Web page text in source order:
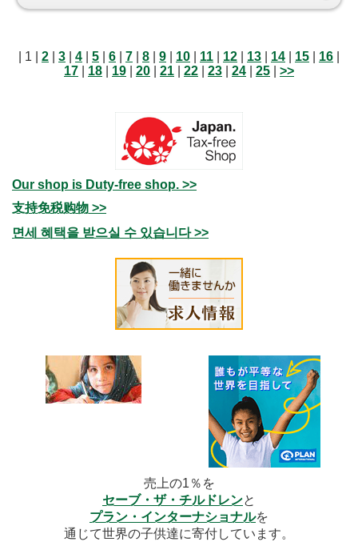
| 1 | 2 3 4 5 6 7 8 9 10 11 12 13 14 15 16
17
18 19 20 21 22 23 24 25 >>
Our shop is Duty-free shop. >>
支持免税购物 >>
면세 혜택을 받으실 수 있습니다 >>
売上の1％を
セーブ・ザ・チルドレンと
プラン・インターナショナルを
通じて世界の子供達に寄付しています。